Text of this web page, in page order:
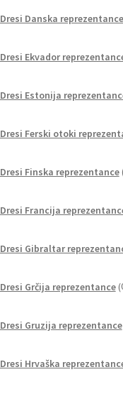
Dresi Danska reprezentance
Dresi Ekvador
Dresi Estonija
Dresi Ferski otoki
Dresi Finska reprezentance
Dresi Francija
Dresi Gibraltar
Dresi Grčija reprezentance
Dresi Gruzija reprezentance
Dresi Hrvaška